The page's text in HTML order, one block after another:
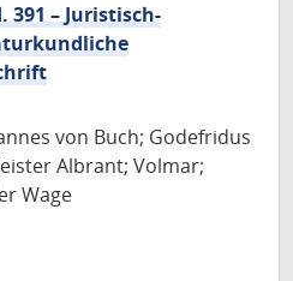
391 – Juristisch-
von Buch; Godefridus
Albrant; Volmar;
Wage